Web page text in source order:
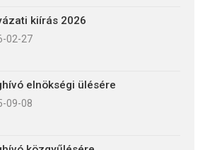
kiírás 2026
02-27
elnökségi ülésére
09-08